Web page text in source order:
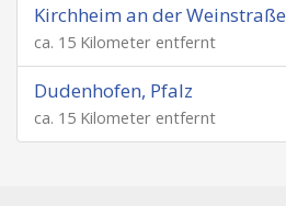
Kirchheim an der Weinstraße
ca. 15 Kilometer entfernt
Dudenhofen, Pfalz
ca. 15 Kilometer entfernt